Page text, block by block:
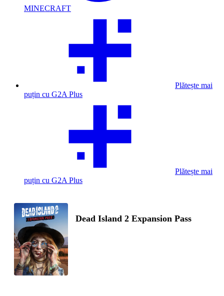
MINECRAFT
Plătește mai
puțin cu G2A Plus
Plătește mai
puțin cu G2A Plus
Dead Island 2 Expansion Pass